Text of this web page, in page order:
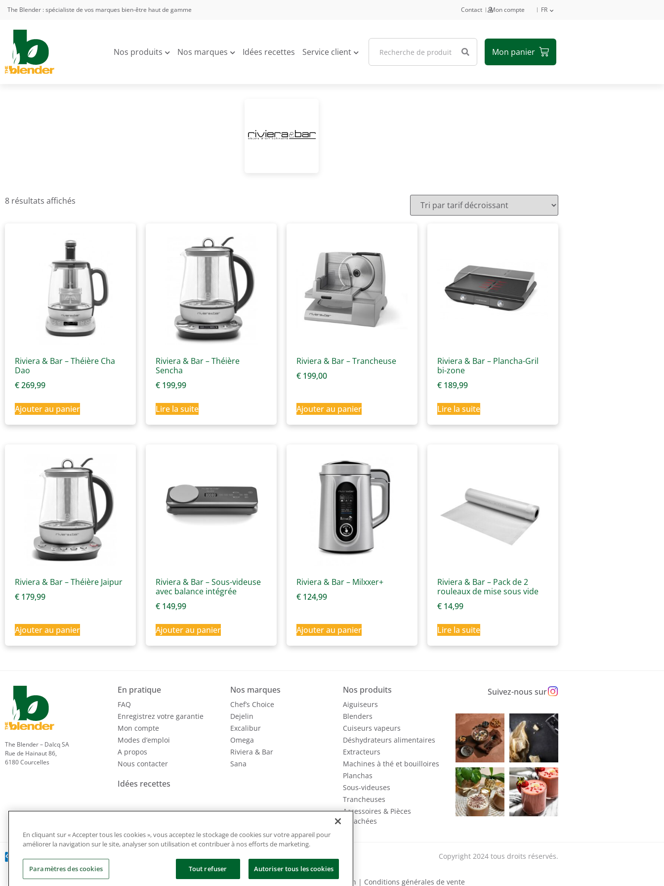
The Blender : spécialiste de vos marques bien-être haut de gamme Contact Mon compte FR
Nos produits Nos marques Idées recettes Service client
8 résultats affichés
Riviera & Bar – Théière Cha
Dao
€269,99
Ajouter au panier
Riviera & Bar – Théière
Sencha
€ 199,99
Lire la suite
Riviera & Bar – Trancheuse
€ 199,00
Ajouter au panier
Riviera & Bar – Plancha-Gril
bi-zone
€ 189,99
Lire la suite
Riviera & Bar – Théière Jaipur
€ 179,99
Ajouter au panier
Riviera & Bar – Sous-videuse
avec balance intégrée
€ 149,99
Ajouter au panier
Riviera & Bar – Milxxer+
€ 124,99
Ajouter au panier
Riviera & Bar – Pack de 2
rouleaux de mise sous vide
€ 14,99
Lire la suite
The Blender – Dalcq SA
Rue de Hainaut 86,
6180 Courcelles
En pratique
FAQ
Enregistrez votre garantie
Mon compte
Modes d’emploi
A propos
Nous contacter
Idées recettes
Nos marques
Chef’s Choice
Dejelin
Excalibur
Omega
Riviera & Bar
Sana
Nos produits
Aiguiseurs
Blenders
Cuiseurs vapeurs
Déshydrateurs alimentaires
Extracteurs
Machines à thé et bouilloires
Planchas
Sous-videuses
Trancheuses
Accessoires & Pièces
détachées
Suivez-nous sur
Copyright 2024 tous droits réservés.
Politique de confidentialité et de gestion des cookies|Conditions d’utilisation | Conditions générales de vente
En cliquant sur « Accepter tous les cookies », vous acceptez le stockage de cookies sur votre appareil pour
améliorer la navigation sur le site, analyser son utilisation et contribuer à nos efforts de marketing.
Tout refuser Autoriser tous les cookies
Paramètres des cookies